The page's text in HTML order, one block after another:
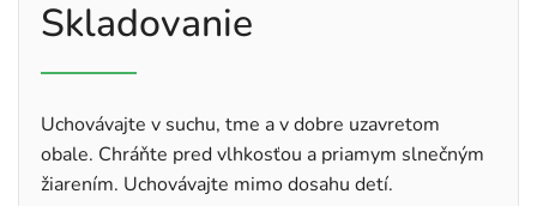
Skladovanie
Uchovávajte v suchu, tme a v dobre uzavretom
obale. Chráňte pred vlhkosťou a priamym slnečným
žiarením. Uchovávajte mimo dosahu detí.